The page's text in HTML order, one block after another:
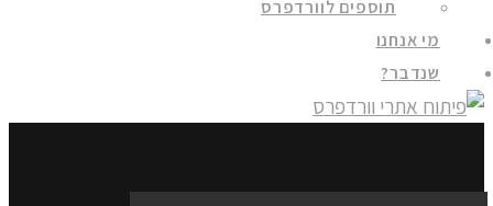
תוספים לוורדפרס
מי אנחנו
שנדבר?